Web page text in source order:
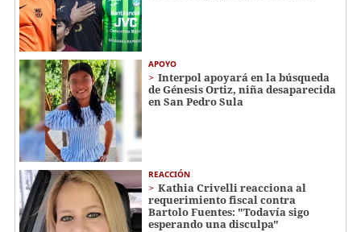
APOYO
Interpol apoyará en la búsqueda
de Génesis Ortiz, niña desaparecida
en San Pedro Sula
REACCIÓN
Kathia Crivelli reacciona al
requerimiento fiscal contra
Bartolo Fuentes: "Todavía sigo
esperando una disculpa"